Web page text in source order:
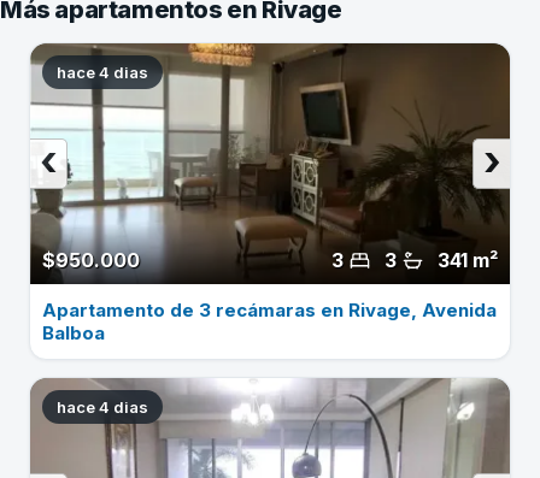
Más apartamentos en Rivage
hace 4 dias
$950.000 341 m²
3
3
›
‹
Apartamento de 3 recámaras en Rivage, Avenida
Balboa
hace 4 dias